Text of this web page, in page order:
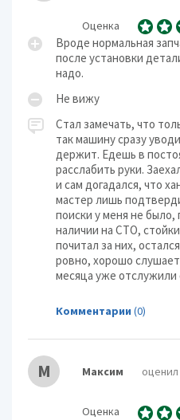
Оценка
Вроде нормальная
после установки
надо.
Не вижу
Стал замечать, что
так машину сразу
держит. Едешь в
расслабить руки.
и сам догадался, что
мастер лишь
поиски у меня не было,
наличии на СТО,
почитал за них,
ровно, хорошо
месяца уже отслужили
Комментарии (0)
М Максим оценил
Оценка